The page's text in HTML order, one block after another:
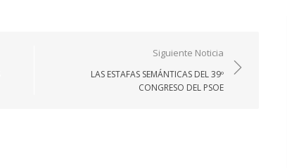
Siguiente Noticia
LAS ESTAFAS SEMÁNTICAS DEL 39º
CONGRESO DEL PSOE